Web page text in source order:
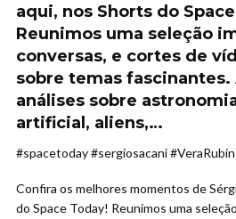
aqui, nos Shorts do
Reunimos uma seleção
conversas, e cortes de
sobre temas fascinantes.
análises sobre
artificial, aliens,…
#spacetoday #sergiosacani
Confira os melhores momentos de
do Space Today! Reunimos uma